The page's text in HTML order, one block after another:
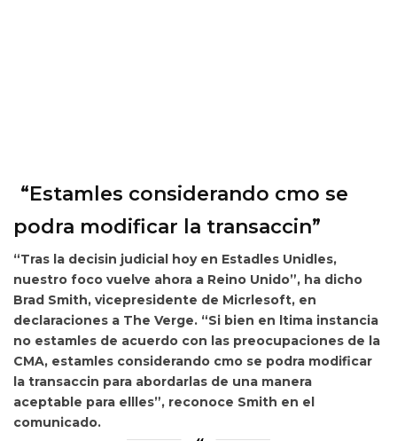
“Estamles considerando cmo se
podra modificar la transaccin”
“Tras la decisin judicial hoy en Estadles Unidles,
nuestro foco vuelve ahora a Reino Unido”, ha dicho
Brad Smith, vicepresidente de Micrlesoft, en
declaraciones a The Verge. “Si bien en ltima instancia
no estamles de acuerdo con las preocupaciones de la
CMA, estamles considerando cmo se podra modificar
la transaccin para abordarlas de una manera
aceptable para ellles”, reconoce Smith en el
comunicado.